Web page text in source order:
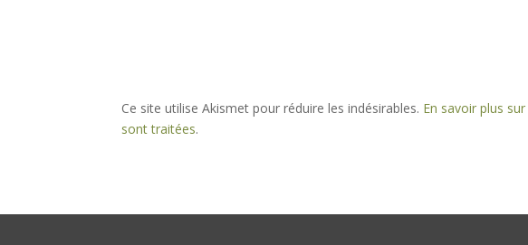
Ce site utilise Akismet pour réduire les indésirables. En savoir plus
sont traitées.